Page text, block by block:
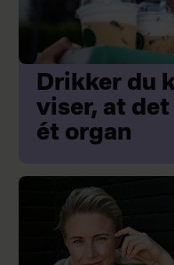
Drikker du
viser, at
ét organ